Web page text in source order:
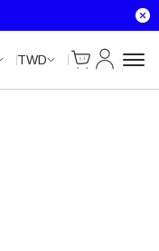
TWD
Cart
我的帳戶